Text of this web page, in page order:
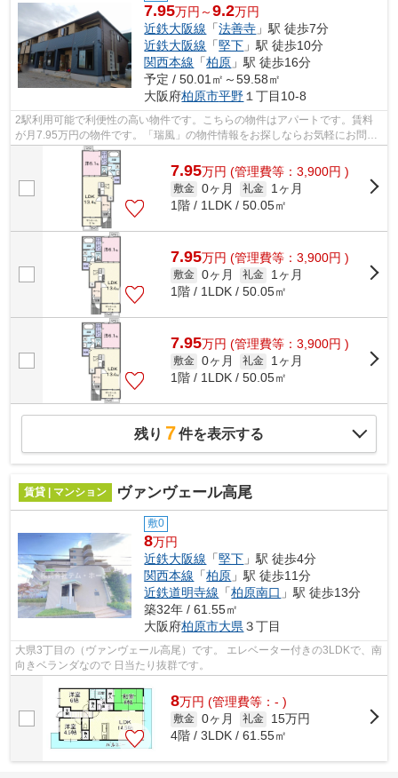
7.95万円～9.2万円
近鉄大阪線 「法善寺 」駅 徒歩7分
近鉄大阪線 「堅下 」駅 徒歩10分
関西本線 「柏原 」駅 徒歩16分
予定 / 50.01㎡～59.58㎡
大阪府柏原市平野 １丁目10-8
2駅利用可能で利便性の高い物件です。こちらの物件はアパートです。賃料
が月7.95万円の物件です。「瑞風」の物件情報をお探しならお気軽にお問い
合わせ下さい。テム・ホームには柏原市...
7.95万円 (管理費等：3,900円 )
敷金 0ヶ月 礼金
1ヶ月
1階 / 1LDK / 50.05㎡
7.95万円 (管理費等：3,900円 )
敷金 0ヶ月 礼金
1ヶ月
1階 / 1LDK / 50.05㎡
7.95万円 (管理費等：3,900円 )
敷金 0ヶ月 礼金
1ヶ月
1階 / 1LDK / 50.05㎡
残り 7件を表示する
賃貸 | マンション ヴァンヴェール高尾
敷0
8万円
近鉄大阪線 「堅下 」駅 徒歩4分
関西本線 「柏原 」駅 徒歩11分
近鉄道明寺線 「柏原南口 」駅 徒歩13分
築32年 / 61.55㎡
大阪府柏原市大県 ３丁目
大県3丁目の（ヴァンヴェール高尾）です。 エレベーター付きの3LDKで、南
向きベランダなので 日当たり抜群です。
8万円 (管理費等：- )
敷金 0ヶ月 礼金
15万円
4階 / 3LDK / 61.55㎡